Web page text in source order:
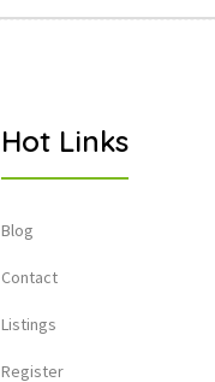
Hot Links
Blog
Contact
Listings
Register